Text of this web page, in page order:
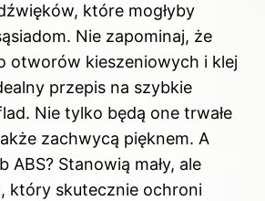
które mogłyby
Nie zapominaj, że
otworów kieszeniowych i klej
przepis na szybkie
Nie tylko będą one trwałe
zachwycą pięknem. A
ABS? Stanowią mały, ale
który skutecznie ochroni